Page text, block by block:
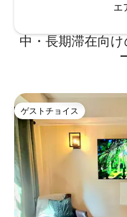
エ
中・長期滞在向
ゲストチョイス
ゲストチョイス